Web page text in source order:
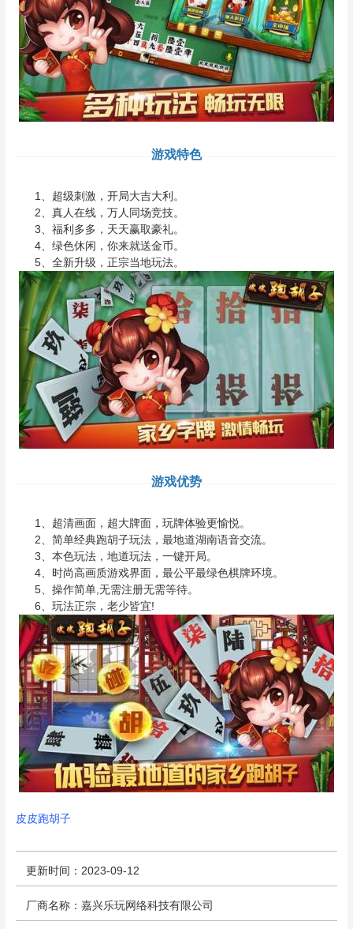
游戏特色
1、超级刺激，开局大吉大利。
2、真人在线，万人同场竞技。
3、福利多多，天天赢取豪礼。
4、绿色休闲，你来就送金币。
5、全新升级，正宗当地玩法。
游戏优势
1、超清画面，超大牌面，玩牌体验更愉悦。
2、简单经典跑胡子玩法，最地道湖南语音交流。
3、本色玩法，地道玩法，一键开局。
4、时尚高画质游戏界面，最公平最绿色棋牌环境。
5、操作简单,无需注册无需等待。
6、玩法正宗，老少皆宜!
皮皮跑胡子
更新时间：2023-09-12
厂商名称：嘉兴乐玩网络科技有限公司